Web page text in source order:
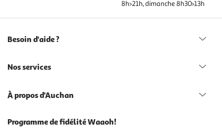
8h>21h, dimanche 8h30>13h
Besoin d'aide ?
Nos services
À propos d'Auchan
Programme de fidélité Waaoh!